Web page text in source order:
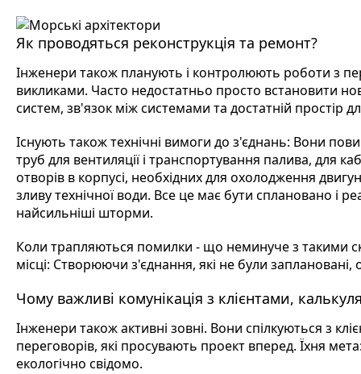
Як проводяться реконструкція та ремонт?
Інженери також планують і контролюють роботи з
викликами. Часто недостатньо просто встановити
систем, зв'язок між системами та достатній простір
Існують також технічні вимоги до з'єднань: Вони
труб для вентиляції і транспортування палива, для
отворів в корпусі, необхідних для охолодження
зливу технічної води. Все це має бути сплановано і
найсильніші шторми.
Коли трапляються помилки - що неминуче з такими
місці: Створюючи з'єднання, які не були
Чому важливі комунікація з клієнтами,
Інженери також активні зовні. Вони спілкуються з
переговорів, які просувають проект вперед. Їхня
екологічно свідомо.